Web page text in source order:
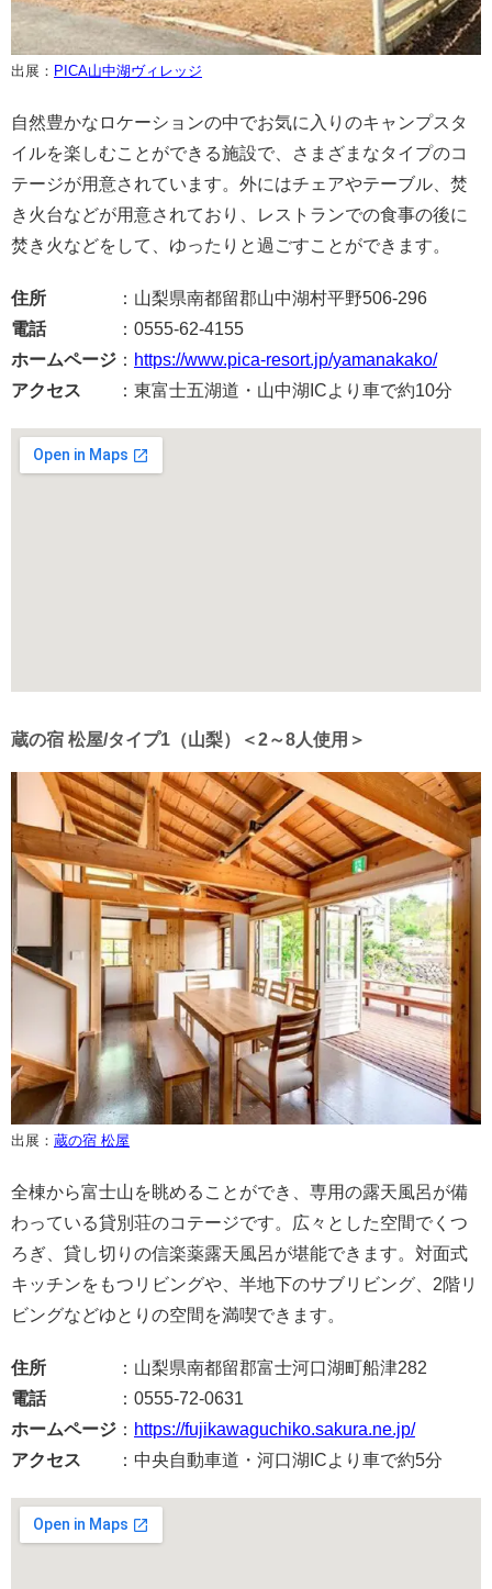
出展： PICA山中湖ヴィレッジ
自然豊かなロケーションの中でお気に入りのキャンプスタ
イルを楽しむことができる施設で、さまざまなタイプのコ
テージが用意されています。外にはチェアやテーブル、焚
き火台などが用意されており、レストランでの食事の後に
焚き火などをして、ゆったりと過ごすことができます。
住所 ：山梨県南都留郡山中湖村平野506-296
電話：0555-62-4155
ホームページ ： https://www.pica-resort.jp/yamanakako/
アクセス ：東富士五湖道・山中湖ICより車で約10分
蔵の宿 松屋/タイプ1（山梨）＜2～8人使用＞
出展： 蔵の宿 松屋
全棟から富士山を眺めることができ、専用の露天風呂が備
わっている貸別荘のコテージです。広々とした空間でくつ
ろぎ、貸し切りの信楽薬露天風呂が堪能できます。対面式
キッチンをもつリビングや、半地下のサブリビング、2階リ
ビングなどゆとりの空間を満喫できます。
住所 ：山梨県南都留郡富士河口湖町船津282
電話：0555-72-0631
ホームページ ： https://fujikawaguchiko.sakura.ne.jp/
アクセス ：中央自動車道・河口湖ICより車で約5分